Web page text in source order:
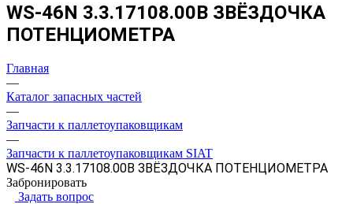
WS-46N 3.3.17108.00B ЗВЁЗДОЧКА
ПОТЕНЦИОМЕТРА
Главная
—
Каталог запасных частей
—
Запчасти к паллетоупаковщикам
—
Запчасти к паллетоупаковщикам SIAT
WS-46N 3.3.17108.00B ЗВЁЗДОЧКА ПОТЕНЦИОМЕТРА
Забронировать
Задать вопрос